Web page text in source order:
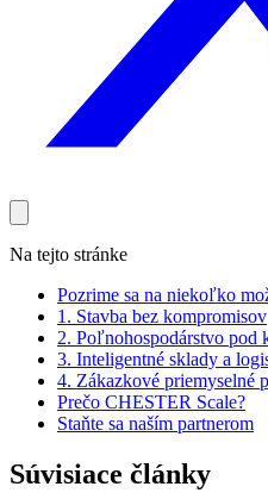
Na tejto stránke
Pozrime sa na niekoľko
1. Stavba bez kompromisov
2. Poľnohospodárstvo pod
3. Inteligentné sklady a
4. Zákazkové priemyselné
Prečo CHESTER Scale?
Staňte sa naším partnerom
Súvisiace články